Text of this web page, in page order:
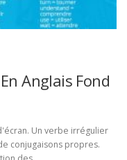
Anglais Fond
Un verbe irrégulier
conjugaisons propres.